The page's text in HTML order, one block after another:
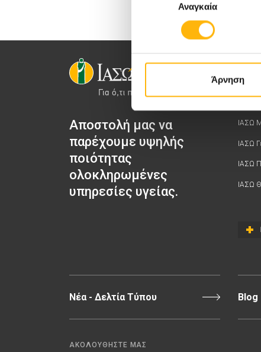
συγκατάθεσηςΑναγκαία
Άρνηση
Αποστολή μας να
παρέχουμε υψηλής
ποιότητας
ολοκληρωμένες
υπηρεσίες υγείας.
ΙΑΣΩ
ΙΑΣΩ
ΙΑΣΩ
ΙΑΣΩ
Νέα - Δελτία Τύπου Blog
ΑΚΟΛΟΥΘΗΣΤΕ ΜΑΣ